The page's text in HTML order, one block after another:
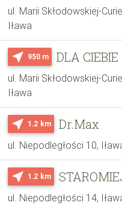
ul. Marii Skłodowskiej-
Iława
near_me 950 m DLA CIEBIE
ul. Marii Skłodowskiej-
Iława
near_me 1.2 km Dr.Max
ul. Niepodległości 10,
near_me 1.2 km
ul. Niepodległości 14,